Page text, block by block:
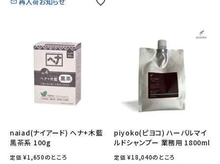
naiad(ナイアード) ヘナ+木藍
黒茶系 100g
定価 ¥1,650のところ
piyoko(ピヨコ) ハーバルマイ
ルドシャンプー 業務用 1800ml
定価 ¥18,040のところ